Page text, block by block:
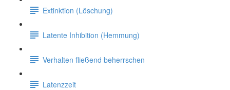
Extinktion (Löschung)
Latente Inhibition (Hemmung)
Verhalten fließend beherrschen
Latenzzeit